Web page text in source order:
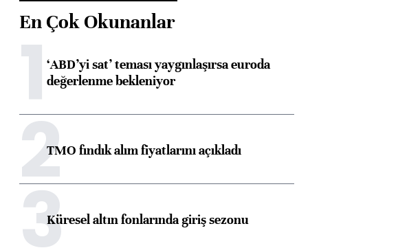
En Çok Okunanlar
1‘ABD’yi sat’ teması yaygınlaşırsa euroda
değerlenme bekleniyor
2TMO fındık alım fiyatlarını açıkladı
3Küresel altın fonlarında giriş sezonu